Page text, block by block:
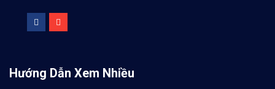
Hướng Dẫn Xem Nhiều